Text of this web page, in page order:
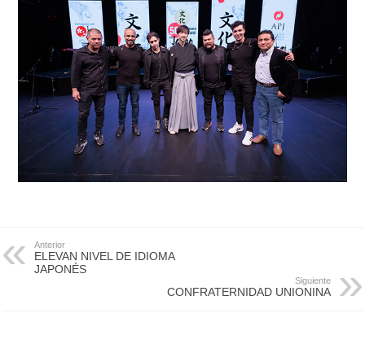
Anterior
ELEVAN NIVEL DE IDIOMA
JAPONÉS
Siguiente
CONFRATERNIDAD UNIONINA